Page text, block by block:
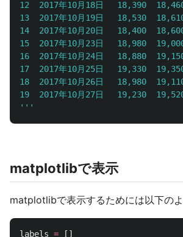
12	2017年10月18日	18,390	18,460	18,290	18,390	4,002,389	18,390
13	2017年10月19日	18,530	18,610	18,400	18,530	5,226,126	18,530
14	2017年10月20日	18,400	18,600	18,370	18,520	5,312,583	18,520
15	2017年10月23日	18,980	19,000	18,800	18,950	7,695,544	18,950
16	2017年10月24日	18,880	19,150	18,850	19,150	6,304,942	19,150
17	2017年10月25日	19,330	19,350	18,860	19,000	9,746,906	19,000
18	2017年10月26日	18,980	19,110	18,950	19,030	5,165,178	19,030
'''
matplotlibで表示
matplotlibで表示するためには以下のよ
labels =
[]